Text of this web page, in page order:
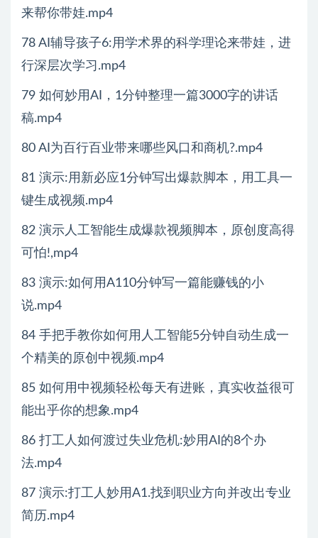
来帮你带娃.mp4
78 AI辅导孩子6:用学术界的科学理论来带娃，进
行深层次学习.mp4
79 如何妙用AI，1分钟整理一篇3000字的讲话
稿.mp4
80 AI为百行百业带来哪些风口和商机?.mp4
81 演示:用新必应1分钟写出爆款脚本，用工具一
键生成视频.mp4
82 演示人工智能生成爆款视频脚本，原创度高得
可怕!,mp4
83 演示:如何用A110分钟写一篇能赚钱的小
说.mp4
84 手把手教你如何用人工智能5分钟自动生成一
个精美的原创中视频.mp4
85 如何用中视频轻松每天有进账，真实收益很可
能出乎你的想象.mp4
86 打工人如何渡过失业危机:妙用AI的8个办
法.mp4
87 演示:打工人妙用A1.找到职业方向并改出专业
简历.mp4